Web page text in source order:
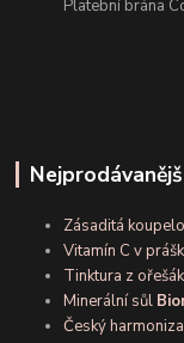
Platební brána
Zásaditá
Vitamín C v
Tinktura z
Minerální sůl
Český